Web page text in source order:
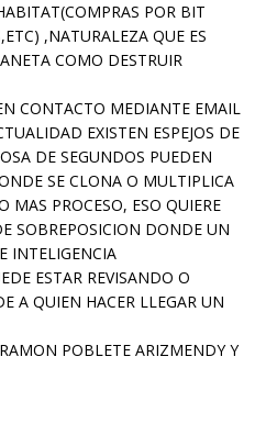
POR BIT
,NATURALEZA QUE ES
COMO DESTRUIR
CONTACTO MEDIANTE EMAIL
EXISTEN ESPEJOS DE
DE SEGUNDOS PUEDEN
SE CLONA O MULTIPLICA
PROCESO, ESO QUIERE
SOBREPOSICION DONDE UN
INTELIGENCIA
ESTAR REVISANDO O
A QUIEN HACER LLEGAR UN
POBLETE ARIZMENDY Y